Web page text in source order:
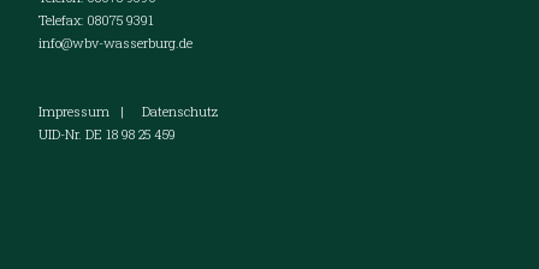
Holzmarkt
Kontakt
Telefax: 08075 9391
info@wbv-wasserburg.de
Impressum | Datenschutz
UID-Nr. DE 18 98 25 459